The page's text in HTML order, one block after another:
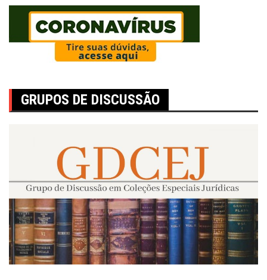
GRUPOS DE DISCUSSÃO